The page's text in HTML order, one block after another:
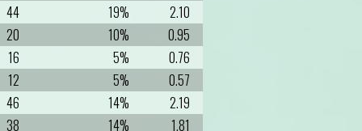
44
19%
2.10
20
10%
0.95
16
5%
0.76
12
5%
0.57
46
14%
2.19
38
14% 1.81